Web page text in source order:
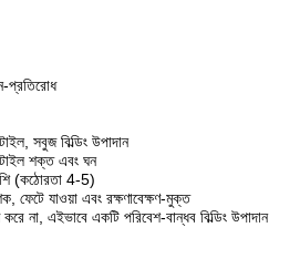
প্রতিরোধ
সবুজ বিল্ডিং উপাদান
শক্ত এবং ঘন
(কঠোরতা 4-5)
ফেটে যাওয়া এবং রক্ষণাবেক্ষণ-মুক্ত
না, এইভাবে একটি পরিবেশ-বান্ধব বিল্ডিং উপাদান